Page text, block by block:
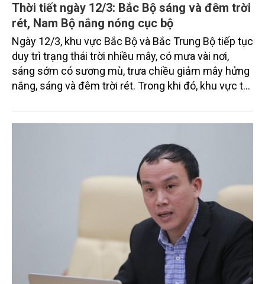
Thời tiết ngày 12/3: Bắc Bộ sáng và đêm trời
rét, Nam Bộ nắng nóng cục bộ
Ngày 12/3, khu vực Bắc Bộ và Bắc Trung Bộ tiếp tục
duy trì trạng thái trời nhiều mây, có mưa vài nơi,
sáng sớm có sương mù, trưa chiều giảm mây hửng
nắng, sáng và đêm trời rét. Trong khi đó, khu vực từ
Ngãi, đặc biệt vùng ven biển từ tỉnh Quảng Trị đến
nguyên Trung Bộ và Nam Bộ ngày nắng, chiều tối và
đêm có mưa rào và dông vài nơi.